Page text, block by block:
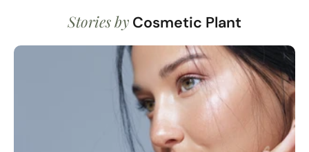
Vezi detalii complete Vezi
Stories by Cosmetic Plant